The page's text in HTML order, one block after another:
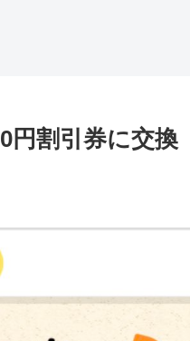
円割引券に交換